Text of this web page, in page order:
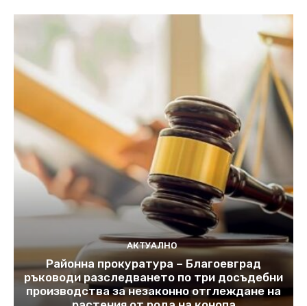
АКТУАЛНО
Районна прокуратура – Благоевград
ръководи разследването по три досъдебни
производства за незаконно отглеждане на